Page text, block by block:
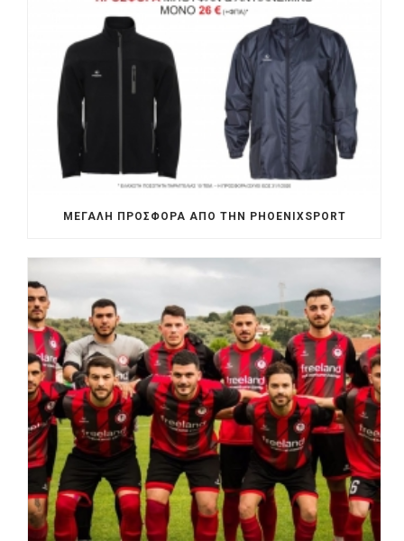
ΜΕΓΆΛΗ ΠΡΟΣΦΟΡΆ ΑΠΟ ΤΗΝ PHOENIXSPORT